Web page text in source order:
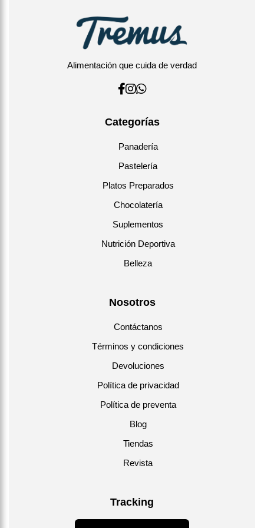
Alimentación que cuida de verdad
Categorías
Panadería
Pastelería
Platos Preparados
Chocolatería
Suplementos
Nutrición Deportiva
Belleza
Nosotros
Contáctanos
Términos y condiciones
Devoluciones
Política de privacidad
Política de preventa
Blog
Tiendas
Revista
Tracking